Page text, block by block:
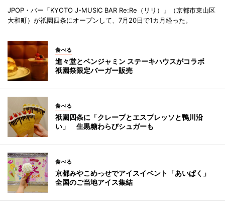
JPOP・バー「KYOTO J-MUSIC BAR Re:Re（リリ）」（京都市東山区
大和町）が祇園四条にオープンして、7月20日で1カ月経った。
食べる
進々堂とベンジャミン ステーキハウスがコラボ
祇園祭限定バーガー販売
食べる
祇園四条に「クレープとエスプレッソと鴨川沿
い」 生黒糖わらびシュガーも
食べる
京都みやこめっせでアイスイベント「あいぱく」
全国のご当地アイス集結